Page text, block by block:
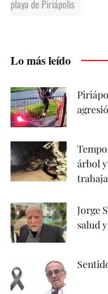
Lo más leído
árbol
Jorge
salud